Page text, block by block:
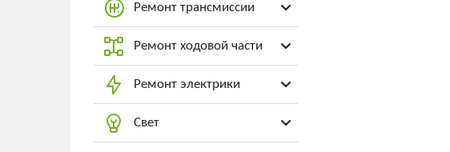
Ремонт трансмиссии
Ремонт ходовой части
Ремонт электрики
Свет